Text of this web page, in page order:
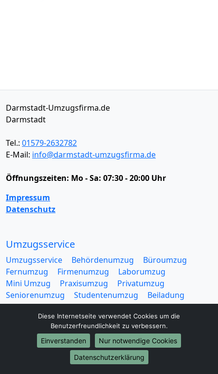
Darmstadt-Umzugsfirma.de
Darmstadt
Tel.: 01579-2632782
E-Mail: info@darmstadt-umzugsfirma.de
Öffnungszeiten: Mo - Sa: 07:30 - 20:00 Uhr
Impressum
Datenschutz
Umzugsservice
Umzugsservice Behördenumzug
Büroumzug
Fernumzug
Firmenumzug
Laborumzug
Mini Umzug
Praxisumzug
Privatumzug
Seniorenumzug
Studentenumzug
Beiladung
Entrümpelung
Halteverbotszone
Klaviertransport
Möbellift
Haushaltsauflösung
Möbeltaxi
Möbelmitfahrzentrale
Umzugskartons
Diese Internetseite verwendet Cookies um die
Benutzerfreundlichkeit zu verbessern.
Einverstanden
Nur notwendige Cookies
Datenschutzerklärung